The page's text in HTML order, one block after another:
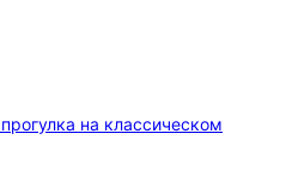
на классическом